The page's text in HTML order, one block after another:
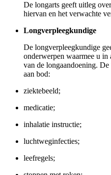
De longarts geeft uitleg
hiervan en het verwachte
Longverpleegkundige
De longverpleegkundige
onderwerpen waarmee u
van de longaandoening.
aan bod:
ziektebeeld;
medicatie;
inhalatie instructie;
luchtweginfecties;
leefregels;